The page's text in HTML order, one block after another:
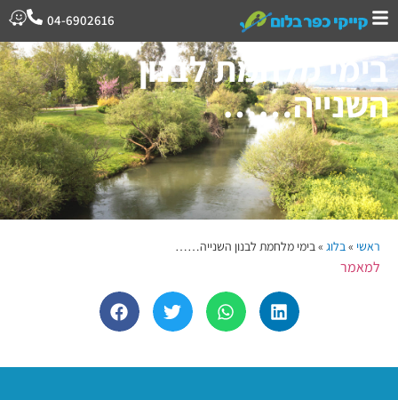
04-6902616
בימי מלחמת לבנון
השנייה……
ראשי »בלוג »בימי מלחמת לבנון השנייה……
למאמר